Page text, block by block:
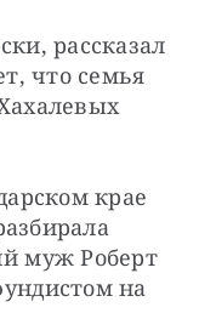
рассказал
что семья
крае
муж Роберт
на